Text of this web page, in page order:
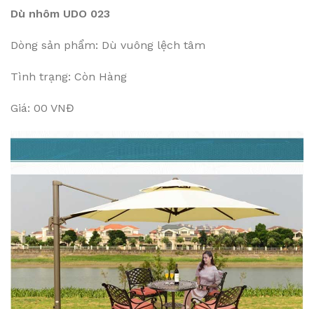
Dù nhôm UDO 023
Dòng sản phẩm: Dù vuông lệch tâm
Tình trạng: Còn Hàng
Giá: 00 VNĐ